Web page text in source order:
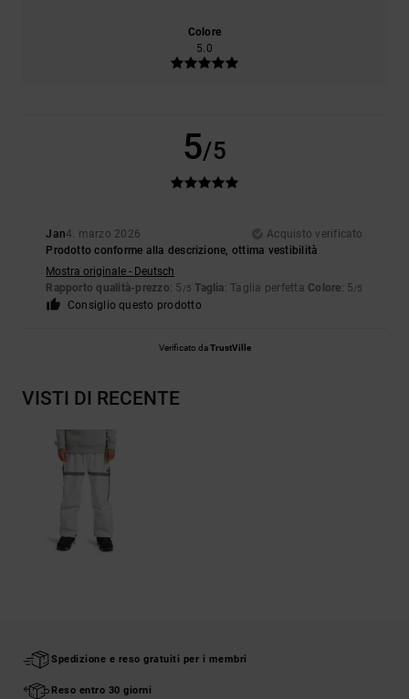
Colore
5.0
5/5
Jan4. marzo 2026
Acquisto verificato
Prodotto conforme alla descrizione, ottima vestibilità
Mostra originale - Deutsch
Rapporto qualità-prezzo: 5 /5 Taglia: Taglia perfetta Colore: 5/5
Consiglio questo prodotto
Verificato daTrustVille
VISTI DI RECENTE
Spedizione e reso gratuiti per i membri
Reso entro 30 giorni